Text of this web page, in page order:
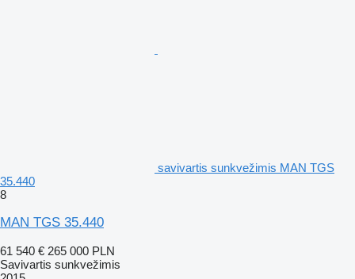
savivartis sunkvežimis MAN TGS
35.440
8
MAN TGS 35.440
61 540 € 265 000 PLN
Savivartis sunkvežimis